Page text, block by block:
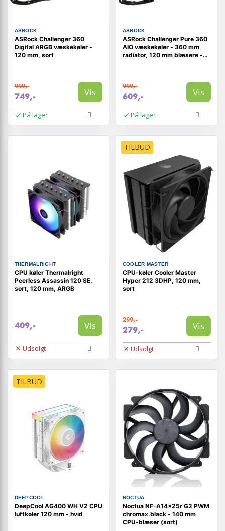
ASROCK
ASRock Challenger 360
Digital ARGB væskekøler -
120 mm, sort
999,-
749,- Vis
På lager
ASROCK
ASRock Challenger Pure 360
AIO væskekøler - 360 mm
radiator, 120 mm blæsere -
999,-
609,- Vis
På lager
THERMALRIGHT
CPU køler Thermalright
Peerless Assassin 120 SE,
sort, 120 mm, ARGB
409,- Vis
Udsolgt
TILBUD
COOLER MASTER
CPU-køler Cooler Master
Hyper 212 3DHP, 120 mm,
sort
299,-
279,- Vis
Udsolgt
TILBUD
DEEPCOOL
DeepCool AG400 WH V2 CPU
luftkøler 120 mm - hvid
NOCTUA
Noctua NF-A14x25r G2 PWM
chromax.black - 140 mm
CPU-blæser (sort)